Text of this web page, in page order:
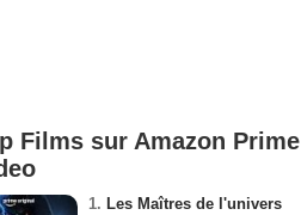
Films sur Amazon Prime
1. Les Maîtres de l'univers